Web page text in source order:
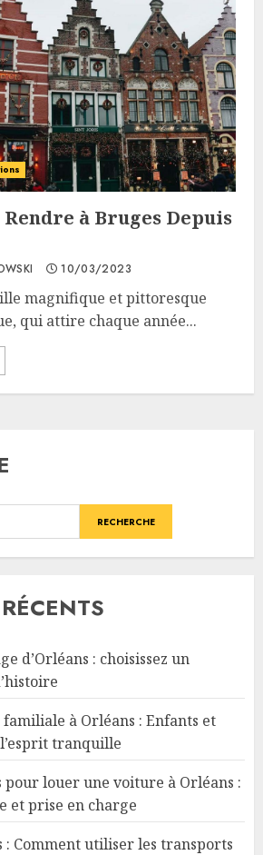
Rendre à Bruges Depuis
10/03/2023
magnifique et pittoresque
qui attire chaque année...
RECHERCHE
d’Orléans : choisissez un
à Orléans : Enfants et
tranquille
pour louer une voiture à Orléans :
et prise en charge
: Comment utiliser les transports